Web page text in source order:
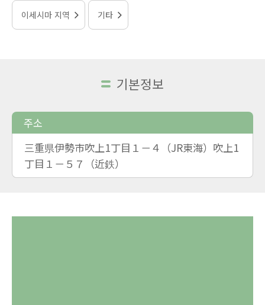
이세시마 지역 기타
기본정보
주소
三重県伊勢市吹上1丁目１－４（JR東海）吹上1
丁目１－５７（近鉄）